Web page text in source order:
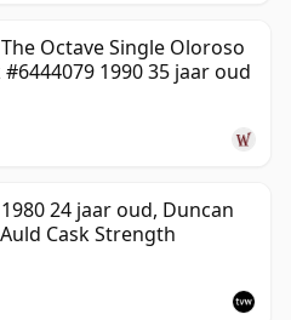
Octave Single Oloroso
1990 35 jaar oud
24 jaar oud, Duncan
Cask Strength